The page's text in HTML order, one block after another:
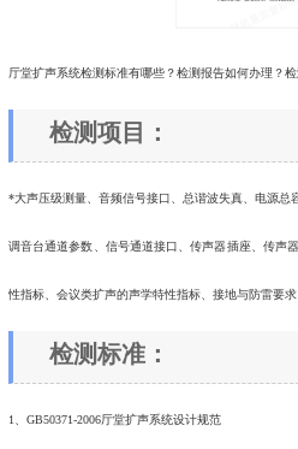
厅堂扩声系统检测标准有哪些？检测报告如何办理？
检测项目：
*大声压级测量、音频信号接口、总谐波失真、电源
调音台通道参数、信号通道接口、传声器插座、传声
性指标、会议类扩声的声学特性指标、接地与防雷要
检测标准：
1、GB50371-2006厅堂扩声系统设计规范